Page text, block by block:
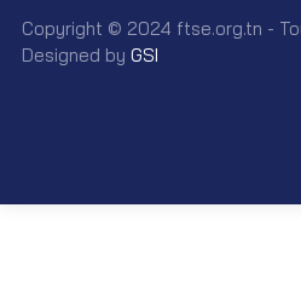
Copyright © 2024 ftse.org.tn -
Designed by GSI